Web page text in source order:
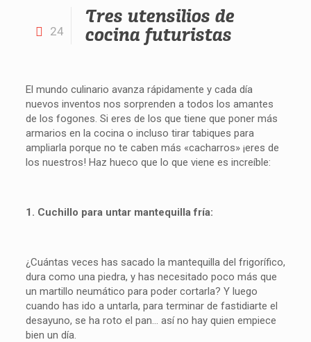
24
Tres utensilios de
cocina futuristas
El mundo culinario avanza rápidamente y cada día
nuevos inventos nos sorprenden a todos los amantes
de los fogones. Si eres de los que tiene que poner más
armarios en la cocina o incluso tirar tabiques para
ampliarla porque no te caben más «cacharros» ¡eres de
los nuestros! Haz hueco que lo que viene es increíble:
1. Cuchillo para untar mantequilla fría:
¿Cuántas veces has sacado la mantequilla del frigorífico,
dura como una piedra, y has necesitado poco más que
un martillo neumático para poder cortarla? Y luego
cuando has ido a untarla, para terminar de fastidiarte el
desayuno, se ha roto el pan… así no hay quien empiece
bien un día.